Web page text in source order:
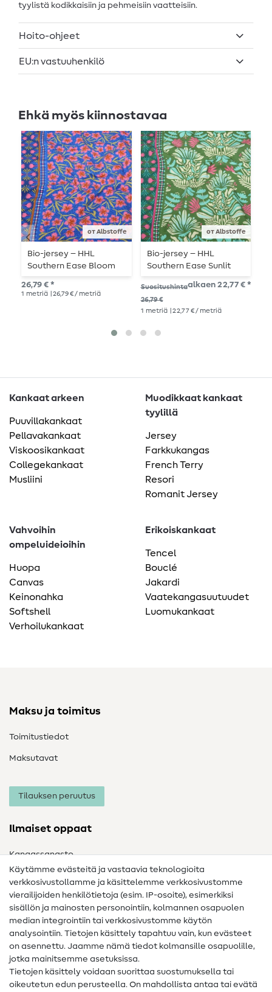
tyylistä kodikkaisiin ja pehmeisiin vaatteisiin.
Hoito-ohjeet
EU:n vastuuhenkilö
Ehkä myös kiinnostavaa
от Albstoffe
Bio-jersey – HHL
Southern Ease Bloom
Drift, kuninkaansininen
26,79 € *
1 metriä | 26,79 € / metriä
от Albstoffe
Bio-jersey – HHL
Southern Ease Sunlit
Botanica, vihreä
Suositushinta
26,79 €
alkaen 22,77 € *
1 metriä | 22,77 € / metriä
Kankaat arkeen
Puuvillakankaat
Pellavakankaat
Viskoosikankaat
Collegekankaat
Musliini
Muodikkaat kankaat
tyylillä
Jersey
Farkkukangas
French Terry
Resori
Romanit Jersey
Vahvoihin
ompeluideioihin
Huopa
Canvas
Keinonahka
Softshell
Verhoilukankaat
Erikoiskankaat
Tencel
Bouclé
Jakardi
Vaatekangasuutuudet
Luomukankaat
Maksu ja toimitus
Toimitustiedot
Maksutavat
Tilauksen peruutus
Ilmaiset oppaat
Kangassanasto
Ompelusanasto
Ompeluohjeet
Apua ja yhteystiedot
Yhteystiedot
Tietoa omistajanvaihdoksesta
FAQ
Käytämme evästeitä ja vastaavia teknologioita
verkkosivustollamme ja käsittelemme verkkosivustomme
vierailijoiden henkilötietoja (esim. IP-osoite), esimerkiksi
sisällön ja mainosten personointiin, kolmannen osapuolen
median integrointiin tai verkkosivustomme käytön
analysointiin. Tietojen käsittely tapahtuu vain, kun evästeet
on asennettu. Jaamme nämä tiedot kolmansille osapuolille,
jotka mainitsemme asetuksissa.
Tietojen käsittely voidaan suorittaa suostumuksella tai
oikeutetun edun perusteella. On mahdollista antaa tai evätä